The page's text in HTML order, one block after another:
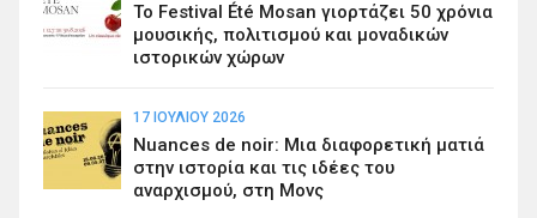
Το Festival Été Mosan γιορτάζει 50 χρόνια
μουσικής, πολιτισμού και μοναδικών
ιστορικών χώρων
17 ΙΟΥΛΊΟΥ 2026
Nuances de noir: Μια διαφορετική ματιά
στην ιστορία και τις ιδέες του
αναρχισμού, στη Μονς